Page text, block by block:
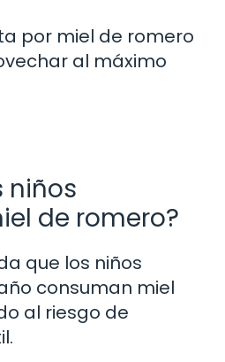
por miel de romero
al máximo
niños
de romero?
que los niños
consuman miel
al riesgo de